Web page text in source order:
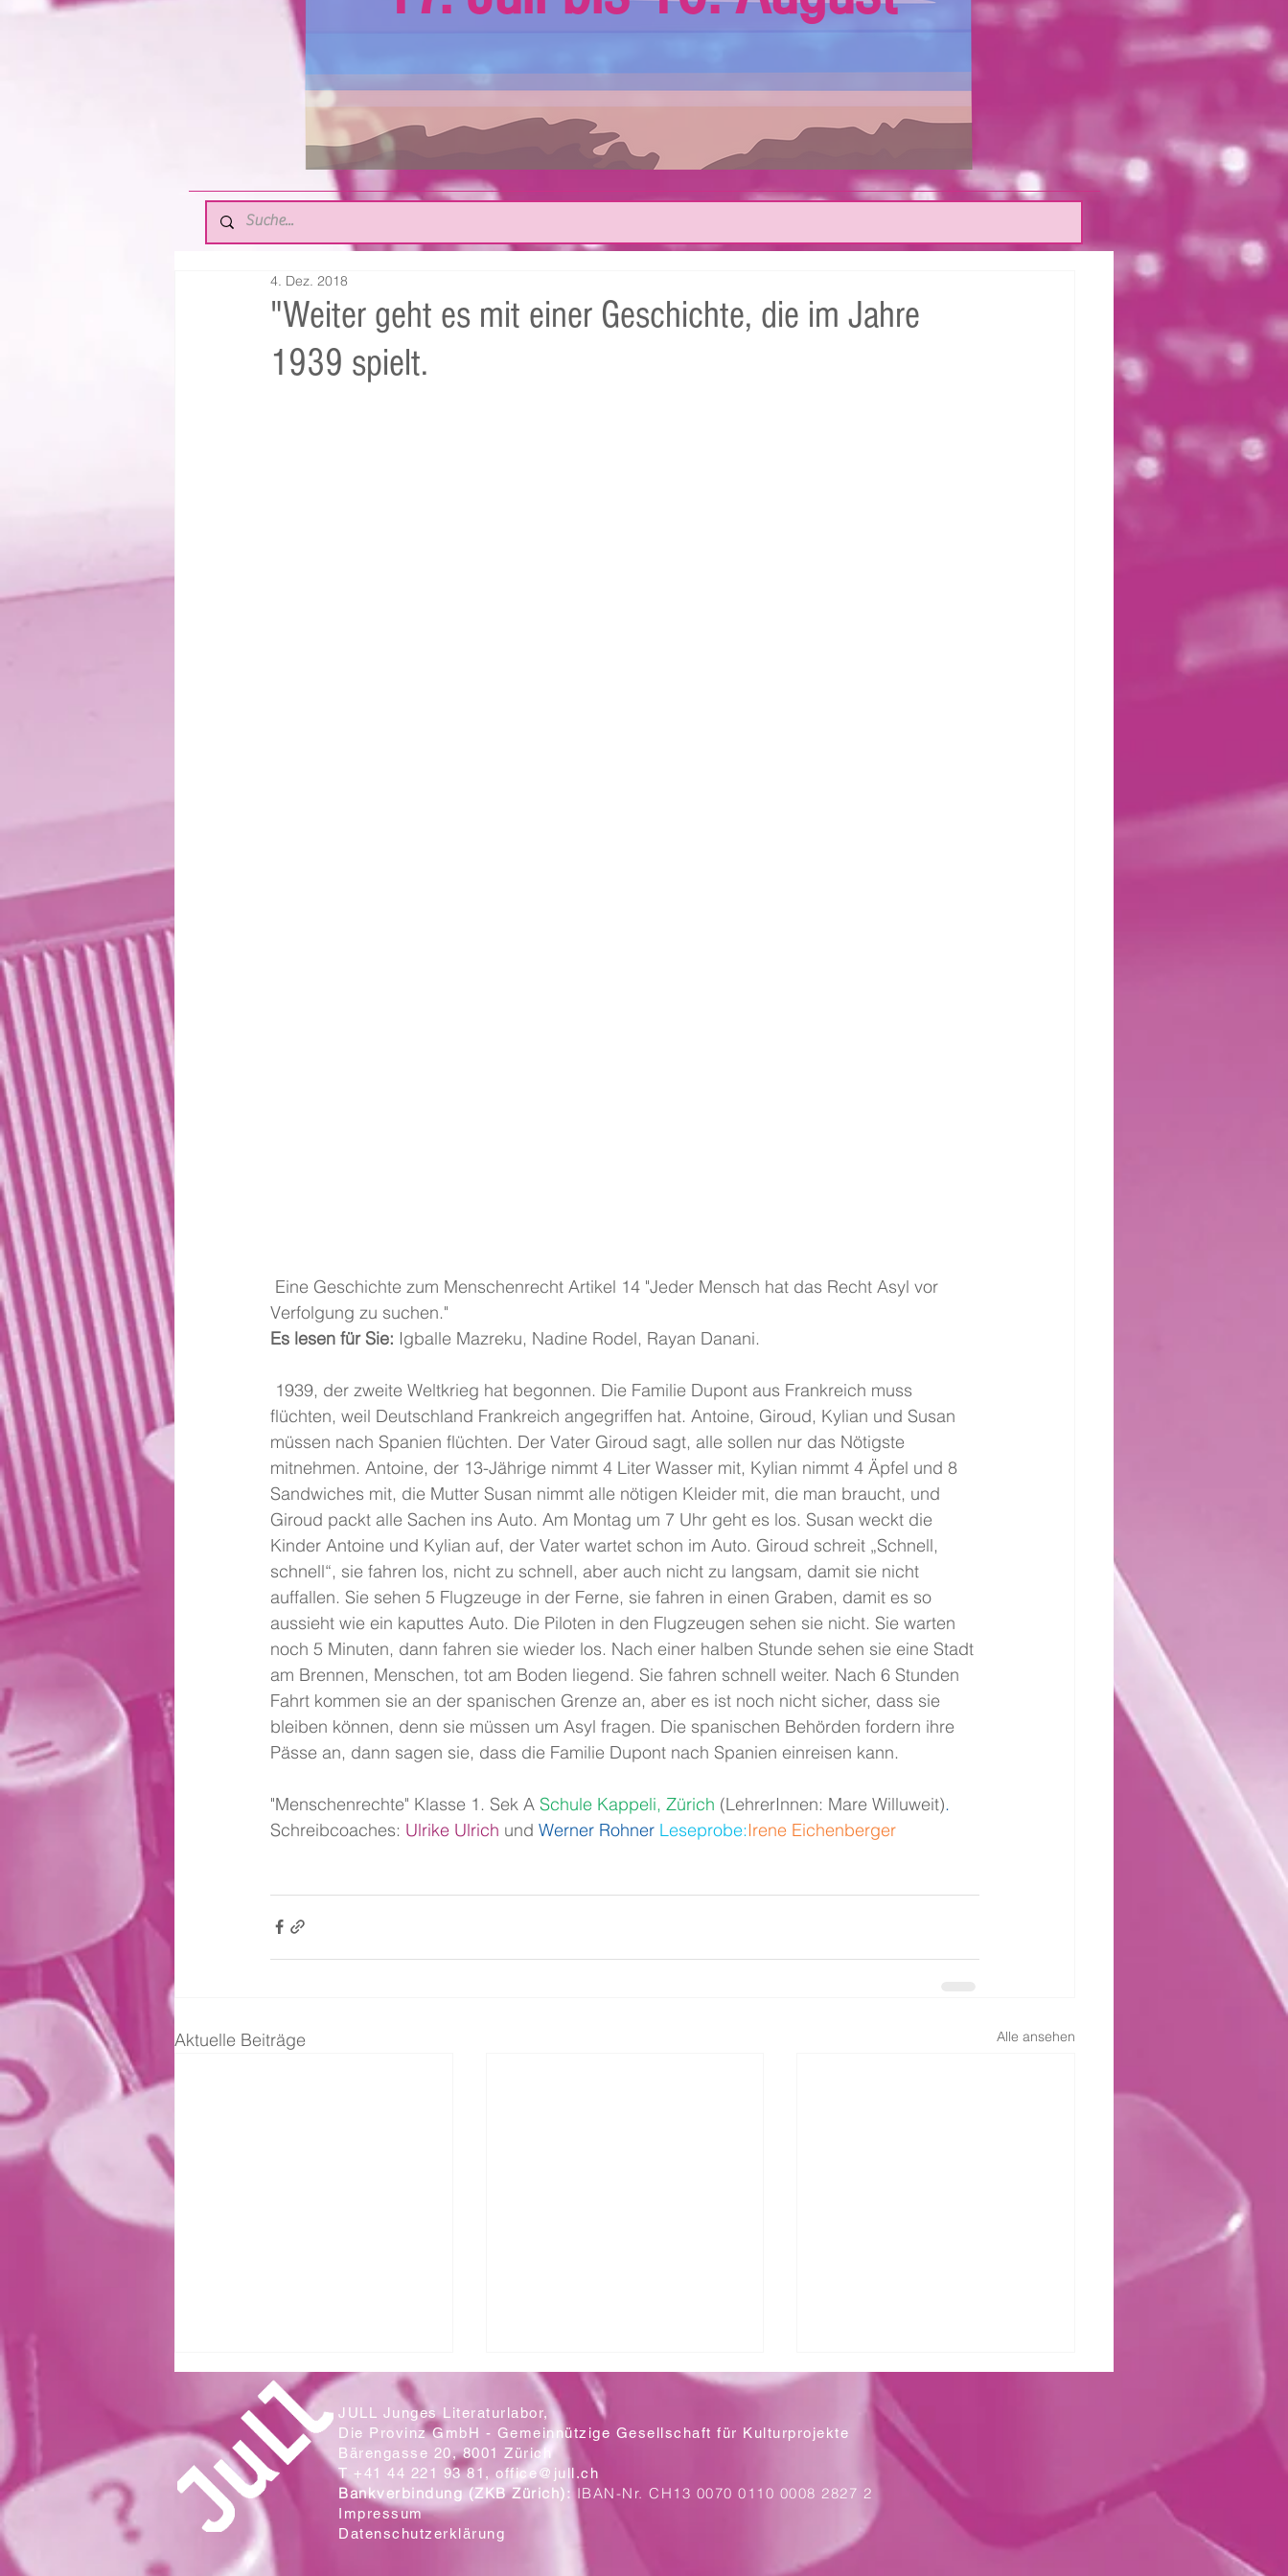
"Weiter geht es mit einer Geschichte, die im Jahre
1939 spielt.
4. Dez. 2018
Verfolgung zu suchen."
Es lesen für Sie: Igballe Mazreku, Nadine Rodel, Rayan Danani.
flüchten, weil Deutschland Frankreich angegriffen hat. Antoine, Giroud, Kylian und Susan
müssen nach Spanien flüchten. Der Vater Giroud sagt, alle sollen nur das Nötigste
mitnehmen. Antoine, der 13-Jährige nimmt 4 Liter Wasser mit, Kylian nimmt 4 Äpfel und 8
Sandwiches mit, die Mutter Susan nimmt alle nötigen Kleider mit, die man braucht, und
Giroud packt alle Sachen ins Auto. Am Montag um 7 Uhr geht es los. Susan weckt die
Kinder Antoine und Kylian auf, der Vater wartet schon im Auto. Giroud schreit „Schnell,
schnell“, sie fahren los, nicht zu schnell, aber auch nicht zu langsam, damit sie nicht
auffallen. Sie sehen 5 Flugzeuge in der Ferne, sie fahren in einen Graben, damit es so
aussieht wie ein kaputtes Auto. Die Piloten in den Flugzeugen sehen sie nicht. Sie warten
noch 5 Minuten, dann fahren sie wieder los. Nach einer halben Stunde sehen sie eine Stadt
am Brennen, Menschen, tot am Boden liegend. Sie fahren schnell weiter. Nach 6 Stunden
Fahrt kommen sie an der spanischen Grenze an, aber es ist noch nicht sicher, dass sie
bleiben können, denn sie müssen um Asyl fragen. Die spanischen Behörden fordern ihre
Pässe an, dann sagen sie, dass die Familie Dupont nach Spanien einreisen kann.
"Menschenrechte" Klasse 1. Sek A Schule Kappeli, Zürich (LehrerInnen: Mare Willuweit).
Schreibcoaches: Ulrike Ulrich und Werner Rohner Leseprobe:Irene Eichenberger
Aktuelle Beiträge Alle ansehen
Zwei Klassen aus der Sek. Wallrüti
lesen in der Campo Cantina
Ein Blick auf die neuen Plakate
Mit letzter Kraft
JULL Junges Literaturlabor,
Die Provinz GmbH - Gemeinnützige Gesellschaft für Kulturprojekte
Bärengasse 20, 8001 Zürich
T +41 44 221 93 81, office@jull.ch
Bankverbindung (ZKB Zürich): IBAN-Nr. CH13 0070 0110 0008 2827 2
Impressum
Datenschutzerklärung